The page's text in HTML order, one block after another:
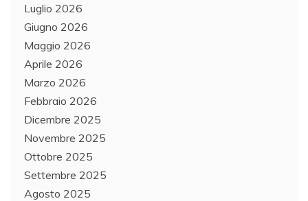
Luglio 2026
Giugno 2026
Maggio 2026
Aprile 2026
Marzo 2026
Febbraio 2026
Dicembre 2025
Novembre 2025
Ottobre 2025
Settembre 2025
Agosto 2025